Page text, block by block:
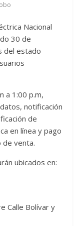
Nacional
30 de
del estado
a 1:00 p.m,
notificación
de
en línea y pago
de venta.
ubicados en:
Calle Bolívar y